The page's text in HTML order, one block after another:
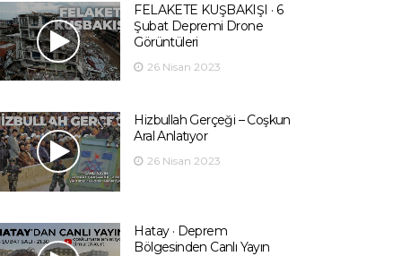
FELAKETE KUŞBAKIŞI · 6
Şubat Depremi Drone
Görüntüleri
26 Nisan 2023
Hizbullah Gerçeği – Coşkun
Aral Anlatıyor
26 Nisan 2023
Hatay · Deprem
Bölgesinden Canlı Yayın